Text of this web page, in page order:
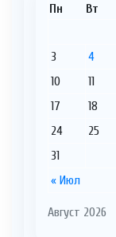
Август 2026
Пн Вт
« Июл
3
4
10
11
17
18
24
25
31